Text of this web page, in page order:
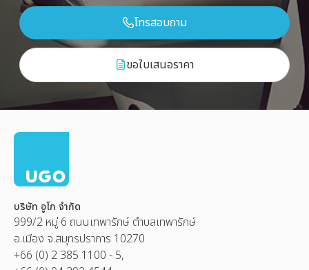
โทรสอบถาม
ขอใบเสนอราคา
บริษัท อูโก จำกัด
999/2 หมู่ 6 ถนนเทพารักษ์ ตำบลเทพารักษ์
อ.เมือง จ.สมุทรปราการ 10270
+66 (0) 2 385 1100 - 5,